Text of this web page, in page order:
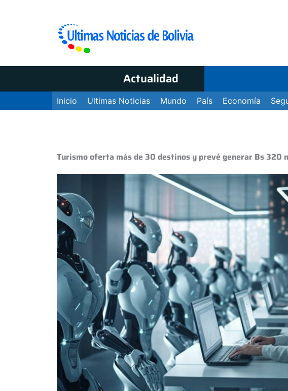
Actualidad
Inicio Ultimas Noticias Mundo País Economía
Turismo oferta más de 30 destinos y prevé generar Bs 320